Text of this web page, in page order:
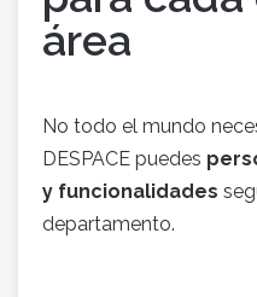
área
No todo el mundo
DESPACE puedes
y funcionalidades
departamento.